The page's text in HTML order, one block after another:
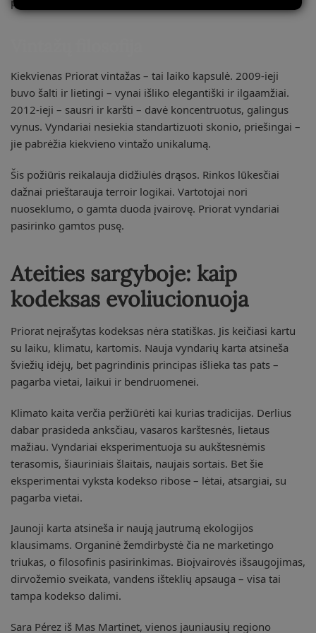
Kiekvienas Priorat vintažas – tai laiko kapsulė. 2009-ieji
buvo šalti ir lietingi – vynai išliko elegantiški ir ilgaamžiai.
2012-ieji – sausri ir karšti – davė koncentruotus, galingus
vynus. Vyndariai nesiekia standartizuoti skonio, priešingai –
jie pabrėžia kiekvieno vintažo unikalumą.
Šis požiūris reikalauja didžiulės drąsos. Rinkos lūkesčiai
dažnai prieštarauja terroir logikai. Vartotojai nori
nuoseklumo, o gamta duoda įvairovę. Priorat vyndariai
pasirinko gamtos pusę.
Ateities sargyboje: kaip
kodeksas evoliucionuoja
Priorat neįrašytas kodeksas nėra statiškas. Jis keičiasi kartu
su laiku, klimatu, kartomis. Nauja vyndarių karta atsineša
šviežių idėjų, bet pagrindinis principas išlieka tas pats –
pagarba vietai, laikui ir bendruomenei.
Klimato kaita verčia peržiūrėti kai kurias tradicijas. Derlius
dabar prasideda anksčiau, vasaros karštesnės, lietaus
mažiau. Vyndariai eksperimentuoja su aukštesnėmis
terasomis, šiauriniais šlaitais, naujais sortais. Bet šie
eksperimentai vyksta kodekso ribose – lėtai, atsargiai, su
pagarba vietai.
Jaunoji karta atsineša ir naują jautrumą ekologijos
klausimams. Organinė žemdirbystė čia ne marketingo
triukas, o filosofinis pasirinkimas. Bioįvairovės išsaugojimas,
dirvožemio sveikata, vandens išteklių apsauga – visa tai
tampa kodekso dalimi.
Sara Pérez iš Mas Martinet, vienos jauniausių regiono